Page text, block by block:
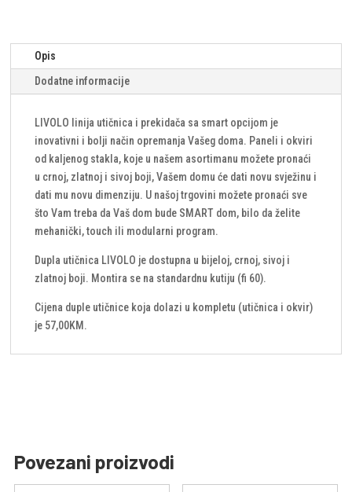
Opis
Dodatne informacije
LIVOLO linija utičnica i prekidača sa smart opcijom je
inovativni i bolji način opremanja Vašeg doma. Paneli i okviri
od kaljenog stakla, koje u našem asortimanu možete pronaći
u crnoj, zlatnoj i sivoj boji, Vašem domu će dati novu svježinu i
dati mu novu dimenziju. U našoj trgovini možete pronaći sve
što Vam treba da Vaš dom bude SMART dom, bilo da želite
mehanički, touch ili modularni program.
Dupla utičnica LIVOLO je dostupna u bijeloj, crnoj, sivoj i
zlatnoj boji. Montira se na standardnu kutiju (fi 60).
Cijena duple utičnice koja dolazi u kompletu (utičnica i okvir)
je 57,00KM.
Povezani proizvodi